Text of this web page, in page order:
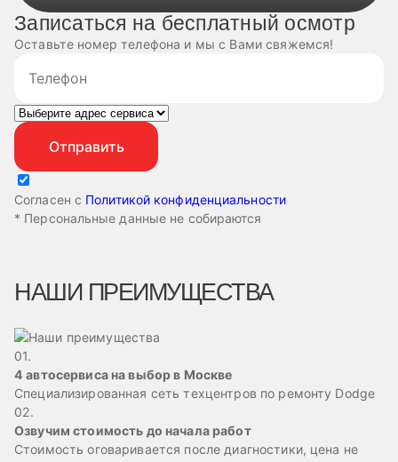
Записаться на бесплатный осмотр
Оставьте номер телефона и мы с Вами свяжемся!
Согласен с Политикой конфиденциальности
* Персональные данные не собираются
НАШИ ПРЕИМУЩЕСТВА
01.
4 автосервиса на выбор в Москве
Специализированная сеть техцентров по ремонту Dodge
02.
Озвучим стоимость до начала работ
Стоимость оговаривается после диагностики, цена не